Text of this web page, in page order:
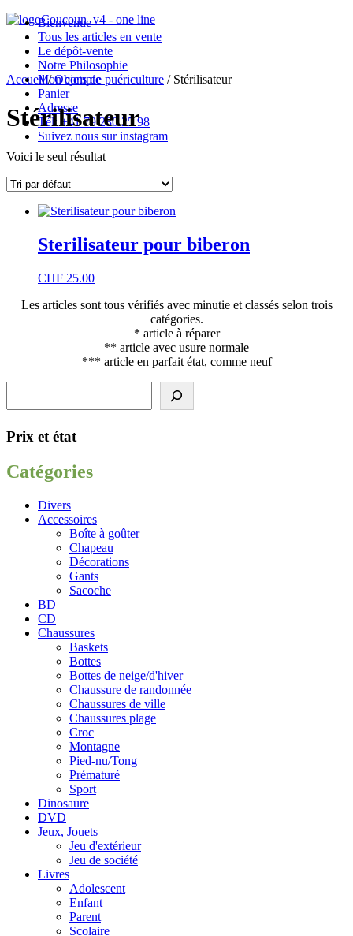
Bienvenue
Tous les articles en vente
Le dépôt-vente
Notre Philosophie
Mon compte
Panier
Adresse
Tél: +41 79 280 25 98
Suivez nous sur instagram

Horaires d’ouverture
Accueil/Objets de puériculture / Stérilisateur
Stérilisateur
Voici le seul résultat
Sterilisateur pour biberon
CHF 25.00
Les articles sont tous vérifiés avec minutie et classés selon trois
catégories.
* article à réparer
** article avec usure normale
*** article en parfait état, comme neuf
Prix et état
Catégories
Divers
Accessoires
Boîte à goûter
Chapeau
Décorations
Gants
Sacoche
BD
CD
Chaussures
Baskets
Bottes
Bottes de neige/d'hiver
Chaussure de randonnée
Chaussures de ville
Chaussures plage
Croc
Montagne
Pied-nu/Tong
Prématuré
Sport
Dinosaure
DVD
Jeux, Jouets
Jeu d'extérieur
Jeu de société
Livres
Adolescent
Enfant
Parent
Scolaire